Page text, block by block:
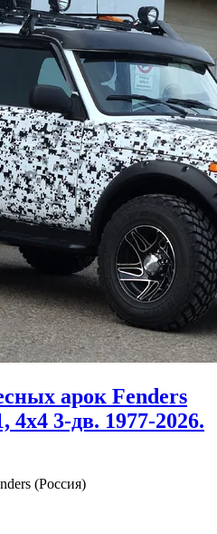
арок Fenders
3-дв. 1977-2026.
(Россия)